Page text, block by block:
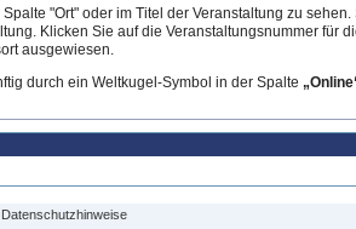
"Ort" oder im Titel der Veranstaltung zu
Klicken Sie auf die Veranstaltungsnummer für
ausgewiesen.
durch ein Weltkugel-Symbol in der Spalte
Datenschutzhinweise